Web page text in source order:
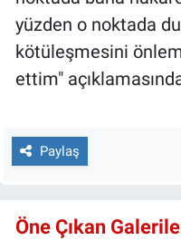
yüzden o noktada
kötüleşmesini
ettim"
Paylaş
Öne Çıkan